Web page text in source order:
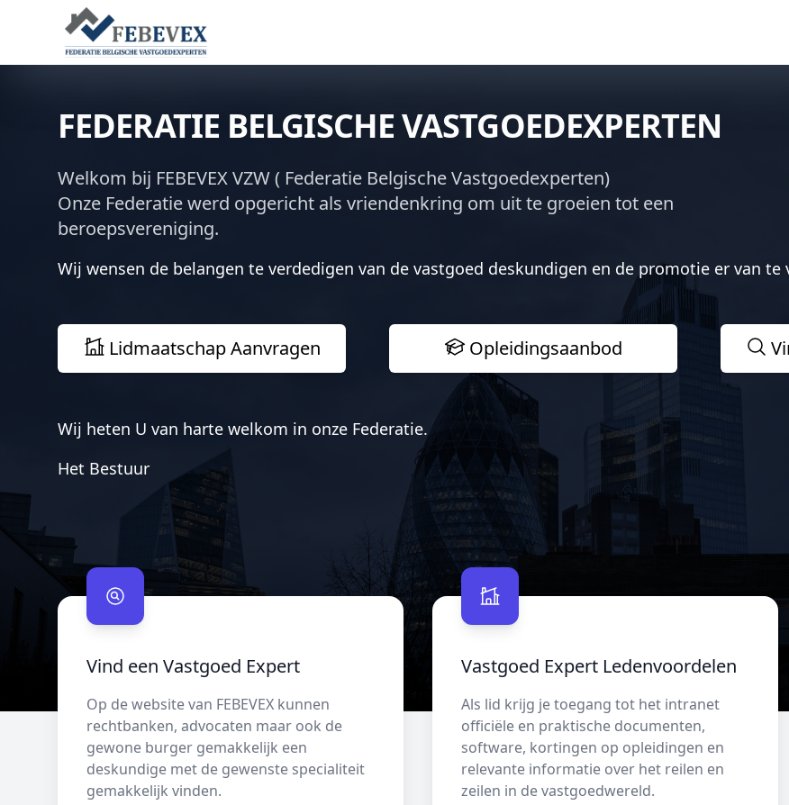
FEDERATIE BELGISCHE VASTGOEDEXPERTEN
Welkom bij FEBEVEX VZW ( Federatie Belgische Vastgoedexperten)
Onze Federatie werd opgericht als vriendenkring om uit te groeien tot een
beroepsvereniging.
Wij wensen de belangen te verdedigen van de vastgoed deskundigen en de promotie er van te
Lidmaatschap Aanvragen Opleidingsaanbod
Wij heten U van harte welkom in onze Federatie.
Het Bestuur
Contact us
Vind een Vastgoed Expert
Op de website van FEBEVEX kunnen
rechtbanken, advocaten maar ook de
gewone burger gemakkelijk een
deskundige met de gewenste specialiteit
gemakkelijk vinden.
Vastgoed Expert Ledenvoordelen
Als lid krijg je toegang tot het intranet
officiële en praktische documenten,
software, kortingen op opleidingen en
relevante informatie over het reilen en
zeilen in de vastgoedwereld.